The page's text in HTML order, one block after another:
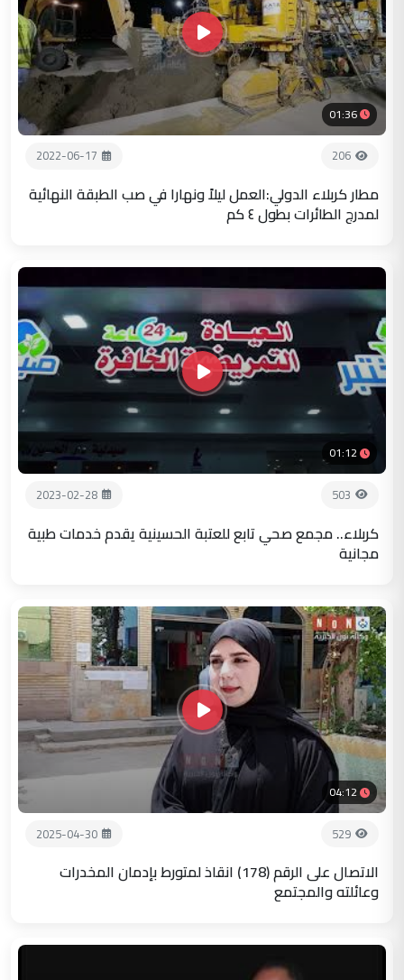
01:36
206
2022-06-17
مطار كربلاء الدولي:العمل ليلاً ونهارا في صب الطبقة النهائية
لمدرج الطائرات بطول ٤ كم
01:12
503
2023-02-28
كربلاء.. مجمع صحي تابع للعتبة الحسينية يقدم خدمات طبية
مجانية
04:12
529
2025-04-30
الاتصال على الرقم (178) انقاذ لمتورط بإدمان المخدرات
وعائلته والمجتمع